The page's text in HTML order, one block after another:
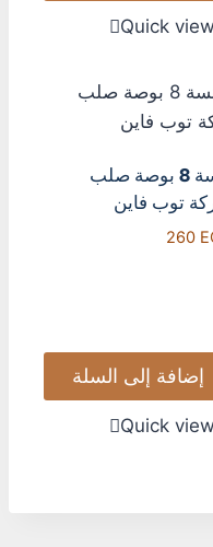
Quick view
بنسة 8 بوصة صلب
توب فاين
260
إضافة إلى السلة
Quick view